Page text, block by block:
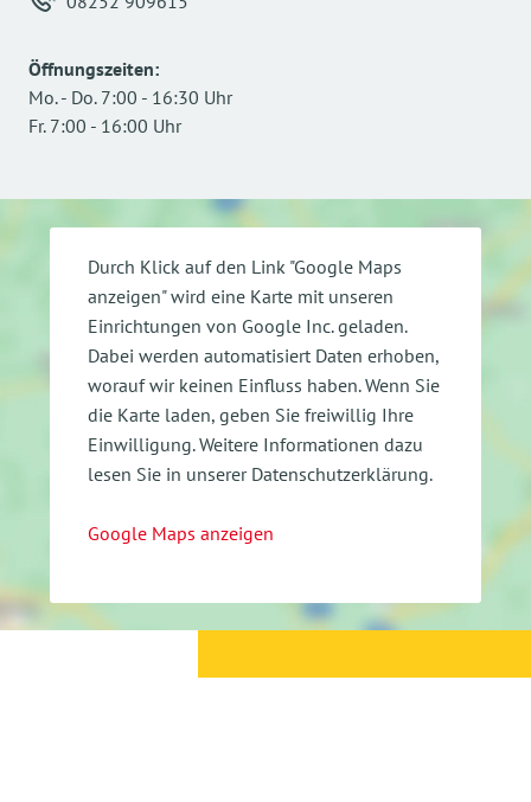
Öffnungszeiten:
Mo.- Do. 7:00 - 16:30 Uhr
Fr. 7:00 - 16:00 Uhr
Durch Klick auf den Link "Google Maps
anzeigen" wird eine Karte mit unseren
Einrichtungen von Google Inc. geladen.
Dabei werden automatisiert Daten erhoben,
worauf wir keinen Einfluss haben. Wenn Sie
die Karte laden, geben Sie freiwillig Ihre
Einwilligung. Weitere Informationen dazu
lesen Sie in unserer Datenschutzerklärung.
Google Maps anzeigen